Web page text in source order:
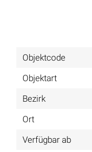
Objektcode
Objektart
Bezirk
Ort
Verfügbar ab